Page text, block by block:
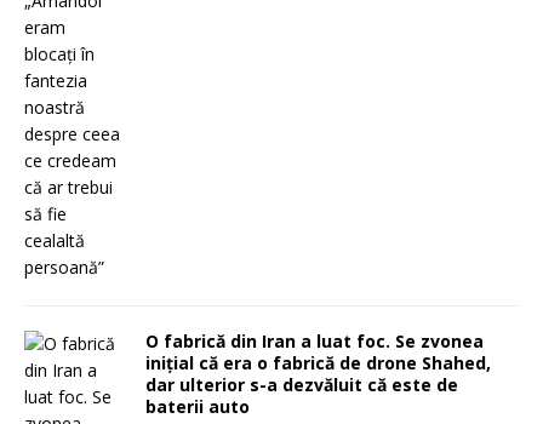
O fabrică din Iran a luat foc. Se zvonea
inițial că era o fabrică de drone Shahed,
dar ulterior s-a dezvăluit că este de
baterii auto